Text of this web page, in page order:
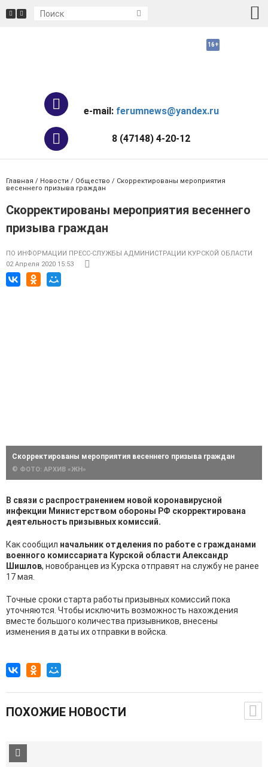
e-mail: ferumnews@yandex.ru
8 (47148) 4-20-12
Главная / Новости / Общество / Скорректированы мероприятия
весеннего призыва граждан
Скорректированы мероприятия весеннего
призыва граждан
ПО ИНФОРМАЦИИ ПРЕСС-СЛУЖБЫ АДМИНИСТРАЦИИ КУРСКОЙ ОБЛАСТИ
02 Апреля 2020 15:53
Скорректированы мероприятия весеннего призыва граждан
© ФОТО: АРХИВ «ЖН»
В связи с распространением новой коронавирусной
инфекции Министерством обороны РФ скорректирована
деятельность призывных комиссий.
Как сообщил начальник отделения по работе с гражданами
военного комиссариата Курской области Александр
Шишлов, новобранцев из Курска отправят на службу не ранее
17 мая.
Точные сроки старта работы призывных комиссий пока
уточняются. Чтобы исключить возможность нахождения
вместе большого количества призывников, внесены
изменения в даты их отправки в войска.
ПОХОЖИЕ НОВОСТИ